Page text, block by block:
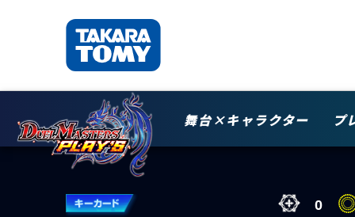
舞台×キャラクター プ
0